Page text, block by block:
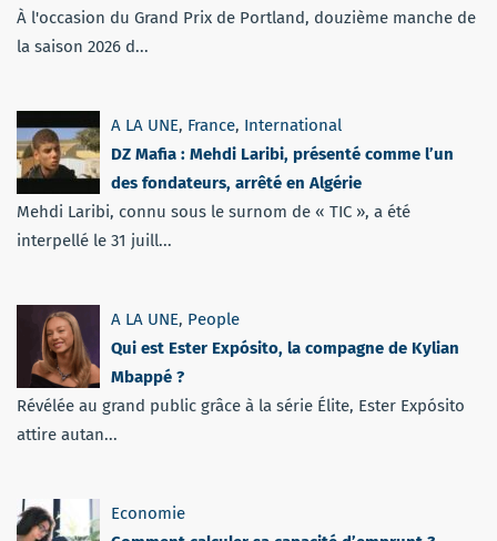
À l'occasion du Grand Prix de Portland, douzième manche de
la saison 2026 d...
A LA UNE, France, International
DZ Mafia : Mehdi Laribi, présenté comme l’un
des fondateurs, arrêté en Algérie
Mehdi Laribi, connu sous le surnom de « TIC », a été
interpellé le 31 juill...
A LA UNE, People
Qui est Ester Expósito, la compagne de Kylian
Mbappé ?
Révélée au grand public grâce à la série Élite, Ester Expósito
attire autan...
Economie